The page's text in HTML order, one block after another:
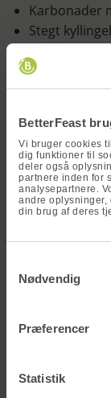
BetterFeast
Vi bruger cookies
dig funktioner til
deler også
partnere inden for
analysepartnere.
andre oplysninger,
din brug af deres
Nødvendig
Præferencer
Statistik
Karbonader
Stegt
Panang
Fiskedeller
Der er altså
kødelskere,
Hvordan
det om at finde
hurtige og
lasagne kræver
Planlæg
vores